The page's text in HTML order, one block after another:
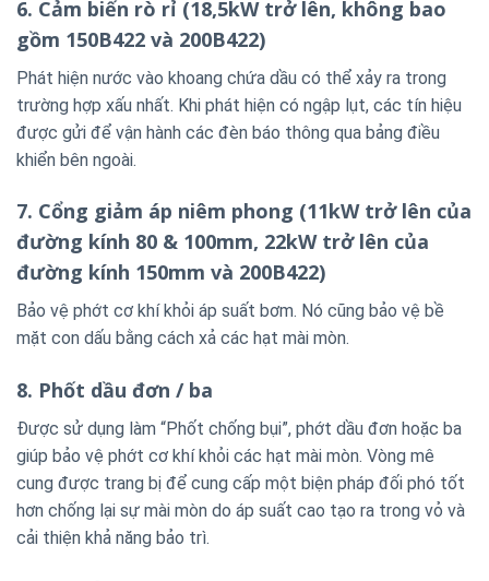
6. Cảm biến rò rỉ (18,5kW trở lên, không bao
gồm 150B422 và 200B422)
Phát hiện nước vào khoang chứa dầu có thể xảy ra trong
trường hợp xấu nhất. Khi phát hiện có ngập lụt, các tín hiệu
được gửi để vận hành các đèn báo thông qua bảng điều
khiển bên ngoài.
7. Cổng giảm áp niêm phong (11kW trở lên của
đường kính 80 & 100mm, 22kW trở lên của
đường kính 150mm và 200B422)
Bảo vệ phớt cơ khí khỏi áp suất bơm. Nó cũng bảo vệ bề
mặt con dấu bằng cách xả các hạt mài mòn.
8. Phốt dầu đơn / ba
Được sử dụng làm “Phốt chống bụi”, phớt dầu đơn hoặc ba
giúp bảo vệ phớt cơ khí khỏi các hạt mài mòn. Vòng mê
cung được trang bị để cung cấp một biện pháp đối phó tốt
hơn chống lại sự mài mòn do áp suất cao tạo ra trong vỏ và
cải thiện khả năng bảo trì.